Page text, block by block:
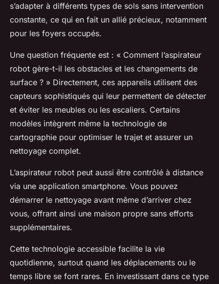
s’adapter à différents types de sols sans intervention
constante, ce qui en fait un allié précieux, notamment
pour les foyers occupés.
Une question fréquente est : « Comment l’aspirateur
robot gère-t-il les obstacles et les changements de
surface ? » Directement, ces appareils utilisent des
capteurs sophistiqués qui leur permettent de détecter
et éviter les meubles ou les escaliers. Certains
modèles intègrent même la technologie de
cartographie pour optimiser le trajet et assurer un
nettoyage complet.
L’aspirateur robot peut aussi être contrôlé à distance
via une application smartphone. Vous pouvez
démarrer le nettoyage avant même d’arriver chez
vous, offrant ainsi une maison propre sans efforts
supplémentaires.
Cette technologie accessible facilite la vie
quotidienne, surtout quand les déplacements ou le
temps libre se font rares. En investissant dans ce type